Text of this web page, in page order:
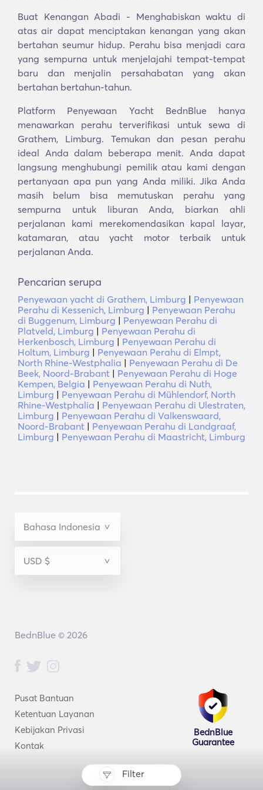
Filter
Buat Kenangan Abadi - Menghabiskan waktu di
atas air dapat menciptakan kenangan yang akan
bertahan seumur hidup. Perahu bisa menjadi cara
yang sempurna untuk menjelajahi tempat-tempat
baru dan menjalin persahabatan yang akan
bertahan bertahun-tahun.
Platform Penyewaan Yacht BednBlue hanya
menawarkan perahu terverifikasi untuk sewa di
Grathem, Limburg. Temukan dan pesan perahu
ideal Anda dalam beberapa menit. Anda dapat
langsung menghubungi pemilik atau kami dengan
pertanyaan apa pun yang Anda miliki. Jika Anda
masih belum bisa memutuskan perahu yang
sempurna untuk liburan Anda, biarkan ahli
perjalanan kami merekomendasikan kapal layar,
katamaran, atau yacht motor terbaik untuk
perjalanan Anda.
Pencarian serupa
Penyewaan yacht di Grathem, Limburg | Penyewaan
Perahu di Kessenich, Limburg | Penyewaan Perahu
di Buggenum, Limburg | Penyewaan Perahu di
Platveld, Limburg | Penyewaan Perahu di
Herkenbosch, Limburg | Penyewaan Perahu di
Holtum, Limburg | Penyewaan Perahu di Elmpt,
North Rhine-Westphalia | Penyewaan Perahu di De
Beek, Noord-Brabant | Penyewaan Perahu di Hoge
Kempen, Belgia | Penyewaan Perahu di Nuth,
Limburg | Penyewaan Perahu di Mühlendorf, North
Rhine-Westphalia | Penyewaan Perahu di Ulestraten,
Limburg | Penyewaan Perahu di Valkenswaard,
Noord-Brabant | Penyewaan Perahu di Landgraaf,
Limburg | Penyewaan Perahu di Maastricht, Limburg
Pusat Bantuan
Ketentuan Layanan
Kebijakan Privasi
Kontak
BednBlue
Guarantee
BednBlue © 2026